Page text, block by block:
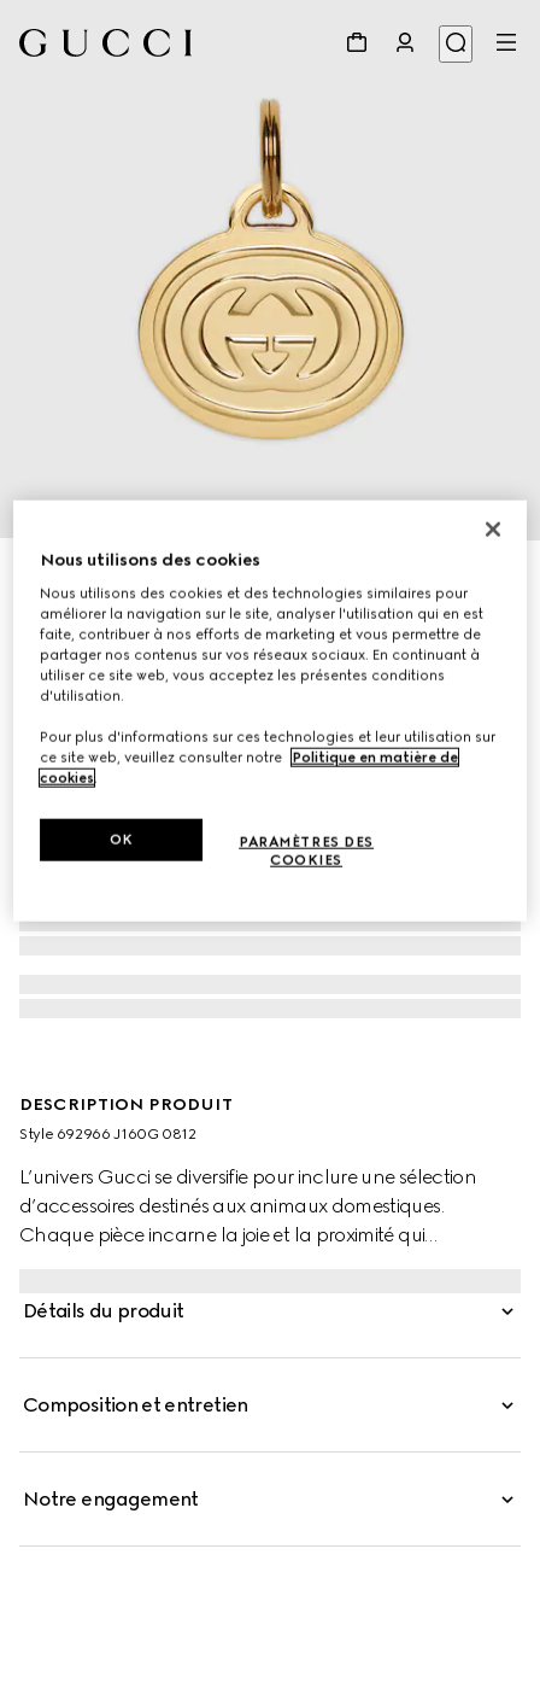
Médaille pour animal de compagnie avec détail GG
€ 160
DESCRIPTION PRODUIT
Style ‎692966 J160G 0812
L’univers Gucci se diversifie pour inclure une sélection
d’accessoires destinés aux animaux domestiques.
Chaque pièce incarne la joie et la proximité qui
quotidien, cette plaque pour animaux de compagnie en
Détails du produit
Composition et entretien
Notre engagement
Nous utilisons des cookies
Nous utilisons des cookies et des technologies similaires pour
améliorer la navigation sur le site, analyser l'utilisation qui en est
faite, contribuer à nos efforts de marketing et vous permettre de
partager nos contenus sur vos réseaux sociaux. En continuant à
utiliser ce site web, vous acceptez les présentes conditions
d'utilisation.
Pour plus d'informations sur ces technologies et leur utilisation sur
ce site web, veuillez consulter notre
Politique en matière de
cookies.
PARAMÈTRES DES
COOKIES
OK